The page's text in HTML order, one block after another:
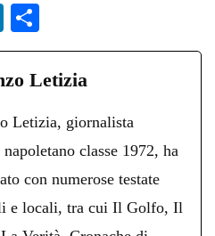
Li
nk
ed
on
di
di
Letizia
Letizia, giornalista
classe 1972, ha
con numerose testate
e locali, tra cui Il Golfo, Il